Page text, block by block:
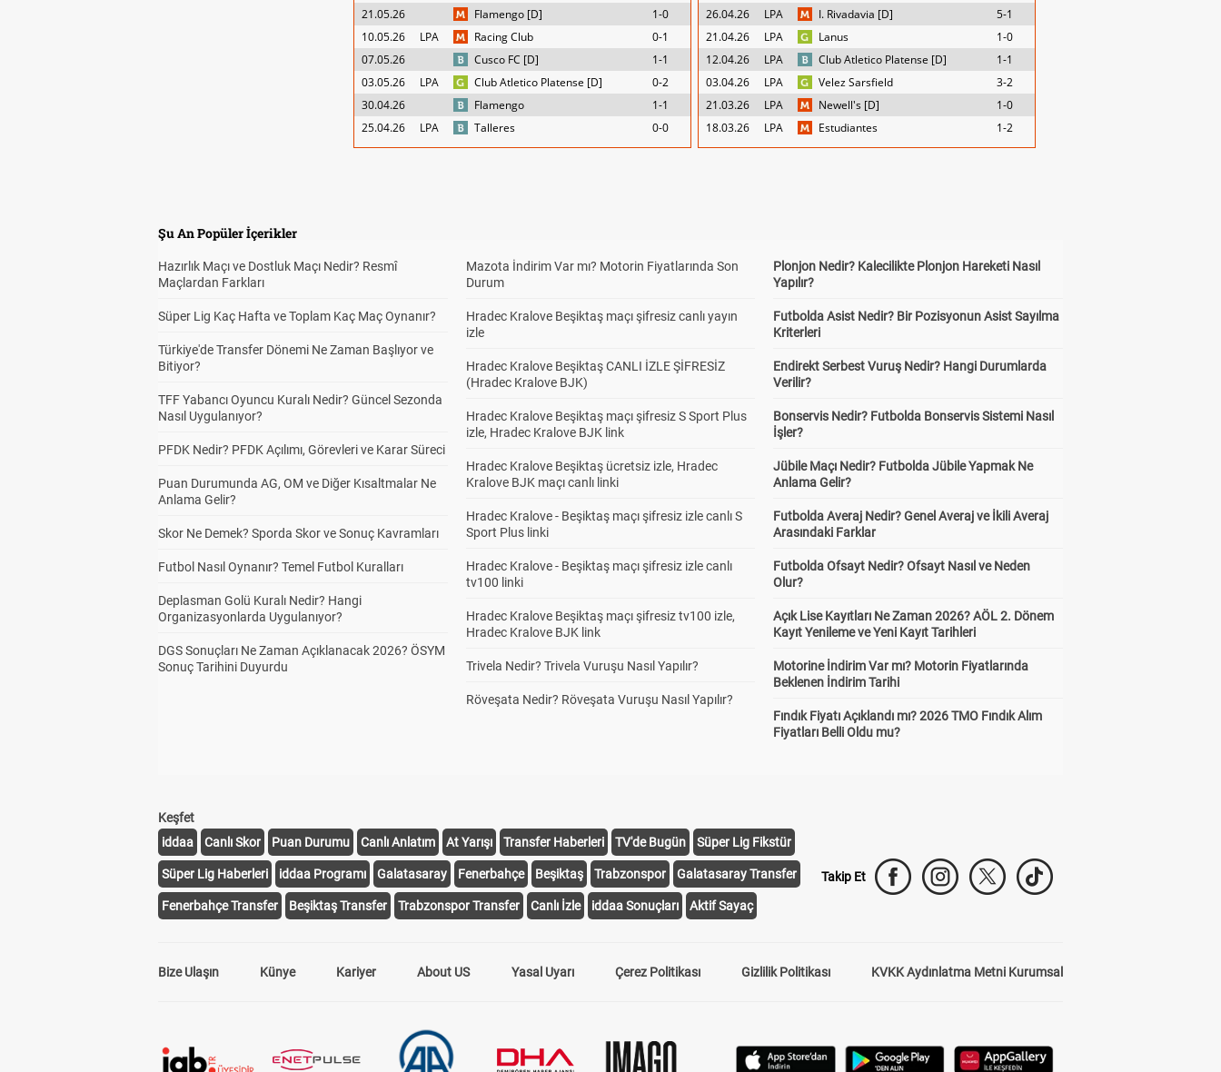
21.05.26
Flamengo [D]
1-0
10.05.26
LPA Racing Club
0-1
07.05.26
Cusco FC [D]
1-1
03.05.26
LPA Club Atletico Platense [D]
0-2
30.04.26
Flamengo
1-1
25.04.26
LPA Talleres 0-0
26.04.26
LPA I. Rivadavia [D]
5-1
21.04.26
LPA Lanus
1-0
12.04.26
LPA Club Atletico Platense [D]
1-1
03.04.26
LPA Velez Sarsfield
3-2
21.03.26
LPA Newell's [D]
1-0
18.03.26
LPA Estudiantes 1-2
Şu An Popüler İçerikler
Hazırlık Maçı ve Dostluk Maçı Nedir? Resmî
Maçlardan Farkları
Süper Lig Kaç Hafta ve Toplam Kaç Maç Oynanır?
Türkiye'de Transfer Dönemi Ne Zaman Başlıyor ve
Bitiyor?
TFF Yabancı Oyuncu Kuralı Nedir? Güncel Sezonda
Nasıl Uygulanıyor?
PFDK Nedir? PFDK Açılımı, Görevleri ve Karar Süreci
Puan Durumunda AG, OM ve Diğer Kısaltmalar Ne
Anlama Gelir?
Skor Ne Demek? Sporda Skor ve Sonuç Kavramları
Futbol Nasıl Oynanır? Temel Futbol Kuralları
Deplasman Golü Kuralı Nedir? Hangi
Organizasyonlarda Uygulanıyor?
DGS Sonuçları Ne Zaman Açıklanacak 2026? ÖSYM
Sonuç Tarihini Duyurdu
Mazota İndirim Var mı? Motorin Fiyatlarında Son
Durum
Hradec Kralove Beşiktaş maçı şifresiz canlı yayın
izle
Hradec Kralove Beşiktaş CANLI İZLE ŞİFRESİZ
(Hradec Kralove BJK)
Hradec Kralove Beşiktaş maçı şifresiz S Sport Plus
izle, Hradec Kralove BJK link
Hradec Kralove Beşiktaş ücretsiz izle, Hradec
Kralove BJK maçı canlı linki
Hradec Kralove - Beşiktaş maçı şifresiz izle canlı S
Sport Plus linki
Hradec Kralove - Beşiktaş maçı şifresiz izle canlı
tv100 linki
Hradec Kralove Beşiktaş maçı şifresiz tv100 izle,
Hradec Kralove BJK link
Trivela Nedir? Trivela Vuruşu Nasıl Yapılır?
Röveşata Nedir? Röveşata Vuruşu Nasıl Yapılır?
Plonjon Nedir? Kalecilikte Plonjon Hareketi Nasıl
Yapılır?
Futbolda Asist Nedir? Bir Pozisyonun Asist Sayılma
Kriterleri
Endirekt Serbest Vuruş Nedir? Hangi Durumlarda
Verilir?
Bonservis Nedir? Futbolda Bonservis Sistemi Nasıl
İşler?
Jübile Maçı Nedir? Futbolda Jübile Yapmak Ne
Anlama Gelir?
Futbolda Averaj Nedir? Genel Averaj ve İkili Averaj
Arasındaki Farklar
Futbolda Ofsayt Nedir? Ofsayt Nasıl ve Neden
Olur?
Açık Lise Kayıtları Ne Zaman 2026? AÖL 2. Dönem
Kayıt Yenileme ve Yeni Kayıt Tarihleri
Motorine İndirim Var mı? Motorin Fiyatlarında
Beklenen İndirim Tarihi
Fındık Fiyatı Açıklandı mı? 2026 TMO Fındık Alım
Fiyatları Belli Oldu mu?
Keşfet
iddaa
Canlı Skor Puan Durumu Canlı Anlatım At Yarışı Transfer Haberleri TV'de Bugün Süper Lig Fikstür
Süper Lig Haberleri iddaa Programı Galatasaray Fenerbahçe Beşiktaş Trabzonspor Galatasaray Transfer
Fenerbahçe Transfer Beşiktaş Transfer Trabzonspor Transfer Canlı İzle iddaa Sonuçları Aktif Sayaç
Takip Et
Bize Ulaşın Künye Kariyer About US Yasal Uyarı Çerez Politikası Gizlilik Politikası KVKK Aydınlatma Metni Kurumsal